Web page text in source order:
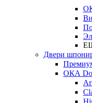
Двери
ОКА